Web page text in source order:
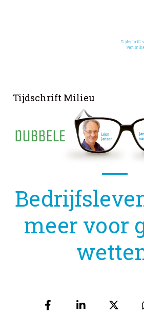
Tijdschrift Milieu
december 2022, nr. 6
meer voor